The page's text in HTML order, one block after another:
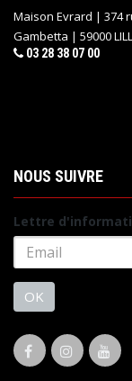
Maison Evrard | 374
Gambetta | 59000
03 28 38 07 00
NOUS SUIVRE
Lettre
OK